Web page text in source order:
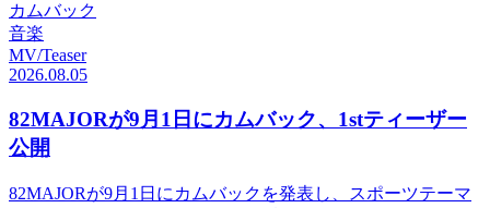
カムバック
音楽
MV/Teaser
2026.08.05
82MAJORが9月1日にカムバック、1stティーザー
公開
82MAJORが9月1日にカムバックを発表し、スポーツテーマ